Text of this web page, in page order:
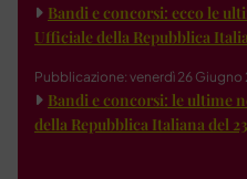
Bandi e concorsi: ecco le
Ufficiale della Repubblica
Pubblicazione: venerdì 26 Giugno
Bandi e concorsi: le ultime
della Repubblica Italiana del